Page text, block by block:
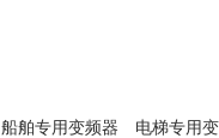
船舶专用变频器 电梯专用